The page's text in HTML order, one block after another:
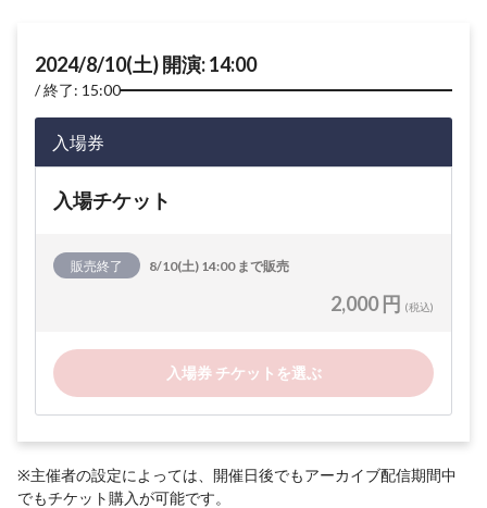
2024/8/10(土) 開演: 14:00
終了: 15:00
入場券
入場チケット
販売終了 8/10(土) 14:00 まで販売
2,000 円 (税込)
入場券 チケットを選ぶ
※主催者の設定によっては、開催日後でもアーカイブ配信期間中
でもチケット購入が可能です。